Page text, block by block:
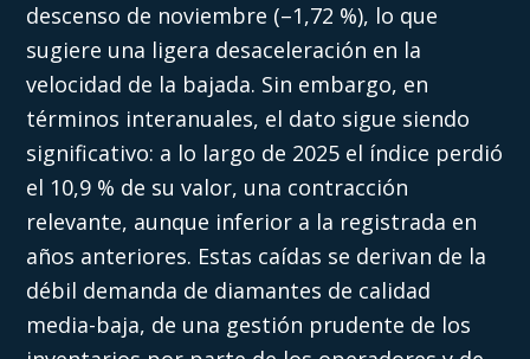
descenso de noviembre (–1,72 %), lo que
sugiere una ligera desaceleración en la
velocidad de la bajada. Sin embargo, en
términos interanuales, el dato sigue siendo
significativo: a lo largo de 2025 el índice perdió
el 10,9 % de su valor, una contracción
relevante, aunque inferior a la registrada en
años anteriores. Estas caídas se derivan de la
débil demanda de diamantes de calidad
media-baja, de una gestión prudente de los